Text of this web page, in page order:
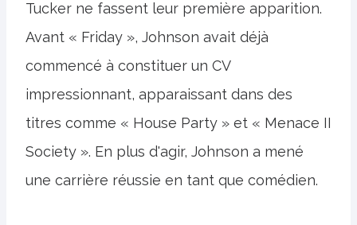
Tucker ne fassent leur première apparition.
Avant « Friday », Johnson avait déjà
commencé à constituer un CV
impressionnant, apparaissant dans des
titres comme « House Party » et « Menace II
Society ». En plus d'agir, Johnson a mené
une carrière réussie en tant que comédien.